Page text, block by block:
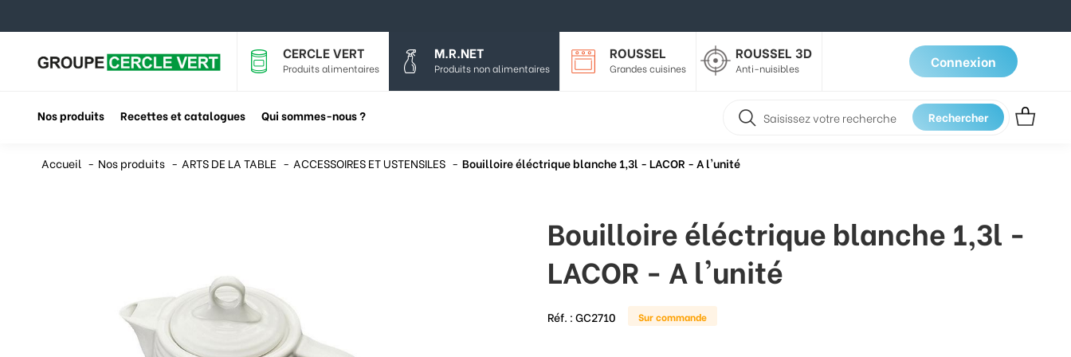
CERCLE VERT
Produits alimentaires
M.R.NET
Produits non alimentaires
ROUSSEL
Grandes cuisines
ROUSSEL 3D
Anti-nuisibles Connexion
Nos produits Recettes et catalogues Qui sommes-nous ? Rechercher
Accueil Nos produits ARTS DE LA TABLE ACCESSOIRES ET USTENSILES Bouilloire éléctrique blanche 1,3l - LACOR - A l'unité
Bouilloire éléctrique blanche 1,3l -
LACOR - A l'unité
Réf. :GC2710 Sur commande